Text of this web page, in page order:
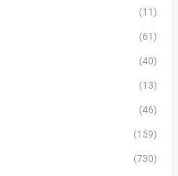
(11)
(61)
(40)
(13)
(46)
(159)
(730)